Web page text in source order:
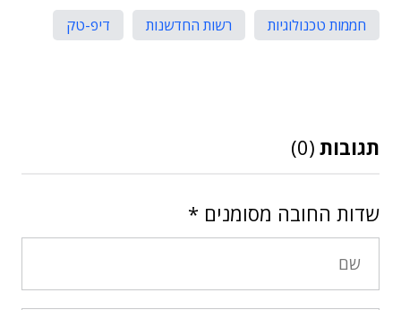
חממות טכנולוגיות רשות החדשנות דיפ-טק
תגובות (0)
שדות החובה מסומנים *